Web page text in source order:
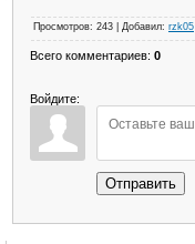
Просмотров: 243 Добавил: rzk05
Всего комментариев: 0
Войдите:
Отправить